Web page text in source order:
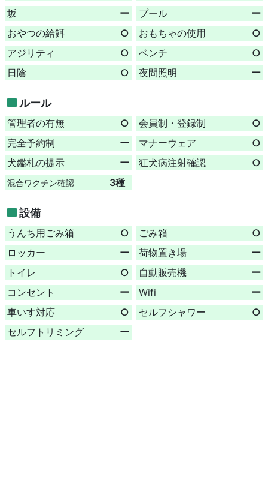
坂
ー プール
ー
おやつの給餌
○ おもちゃの使用
○
アジリティ
○ ベンチ
○
日陰
○ 夜間照明 ー
ルール
管理者の有無 ○ 会員制・登録制
○
完全予約制
ー マナーウェア
○
犬鑑札の提示
ー 狂犬病注射確認 ○
混合ワクチン確認 3種
設備
うんち用ごみ箱 ○ ごみ箱
○
ロッカー
ー 荷物置き場
ー
トイレ
○ 自動販売機
ー
コンセント
ー Wifi
ー
車いす対応
○ セルフシャワー
○
セルフトリミング
ー